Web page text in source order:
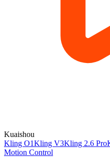
Kuaishou
Kling O1Kling V3Kling 2.6 Pro
Motion Control